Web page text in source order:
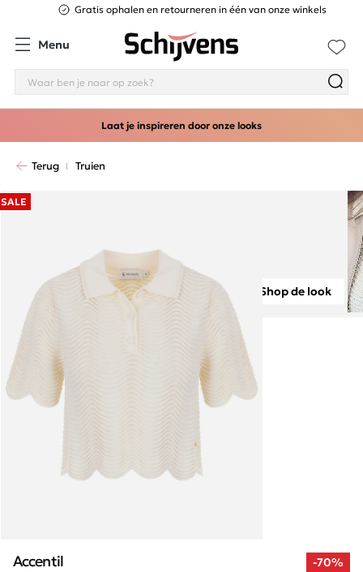
Gratis ophalen en retourneren in één van onze winkels
Menu
Laat je inspireren door onze looks
Terug Truien
SALE
Shop de look
-70%
Accentil